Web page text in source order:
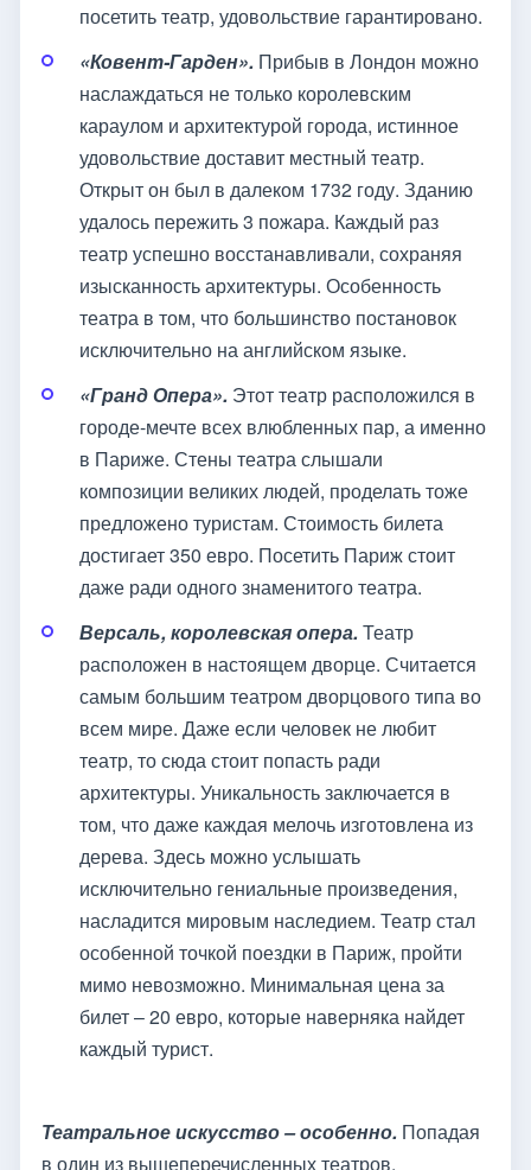
посетить театр, удовольствие гарантировано.
«Ковент-Гарден». Прибыв в Лондон можно
наслаждаться не только королевским
караулом и архитектурой города, истинное
удовольствие доставит местный театр.
Открыт он был в далеком 1732 году. Зданию
удалось пережить 3 пожара. Каждый раз
театр успешно восстанавливали, сохраняя
изысканность архитектуры. Особенность
театра в том, что большинство постановок
исключительно на английском языке.
«Гранд Опера». Этот театр расположился в
городе-мечте всех влюбленных пар, а именно
в Париже. Стены театра слышали
композиции великих людей, проделать тоже
предложено туристам. Стоимость билета
достигает 350 евро. Посетить Париж стоит
даже ради одного знаменитого театра.
Версаль, королевская опера. Театр
расположен в настоящем дворце. Считается
самым большим театром дворцового типа во
всем мире. Даже если человек не любит
театр, то сюда стоит попасть ради
архитектуры. Уникальность заключается в
том, что даже каждая мелочь изготовлена из
дерева. Здесь можно услышать
исключительно гениальные произведения,
насладится мировым наследием. Театр стал
особенной точкой поездки в Париж, пройти
мимо невозможно. Минимальная цена за
билет – 20 евро, которые наверняка найдет
каждый турист.
Театральное искусство – особенно. Попадая
в один из вышеперечисленных театров,